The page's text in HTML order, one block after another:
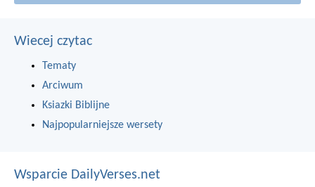
Wiecej czytac
Tematy
Arciwum
Ksiazki Biblijne
Najpopularniejsze wersety
Wsparcie DailyVerses.net